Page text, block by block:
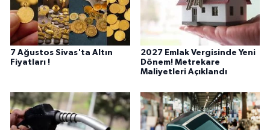
7 Ağustos Sivas'ta Altın
Fiyatları !
2027 Emlak Vergisinde Yeni
Dönem! Metrekare
Maliyetleri Açıklandı